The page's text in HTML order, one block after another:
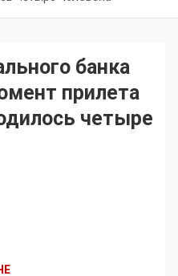
банка
прилета
четыре